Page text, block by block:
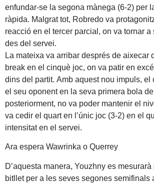
enfundar-se la segona mànega (6-2) per
ràpida. Malgrat tot, Robredo va
reacció en el tercer parcial, on va tornar
des del servei.
La mateixa va arribar després de aixecar
break en el cinquè joc, on va patir en
dins del partit. Amb aquest nou impuls, el
el seu oponent en la seva primera bola
posteriorment, no va poder mantenir el
va cedir el quart en l’únic joc (3-2) en el
intensitat en el servei.
Ara espera Wawrinka o Querrey
D’aquesta manera, Youzhny es
bitllet per a les seves segones semifinals